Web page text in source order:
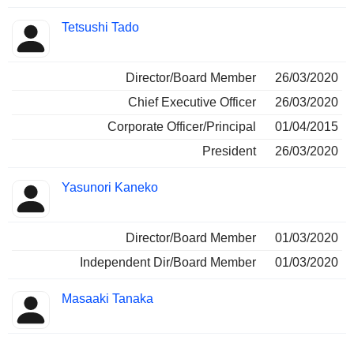
Tetsushi Tado
Director/Board Member
26/03/2020
Chief Executive Officer
26/03/2020
Corporate Officer/Principal
01/04/2015
President
26/03/2020
Yasunori Kaneko
Director/Board Member
01/03/2020
Independent Dir/Board Member
01/03/2020
Masaaki Tanaka